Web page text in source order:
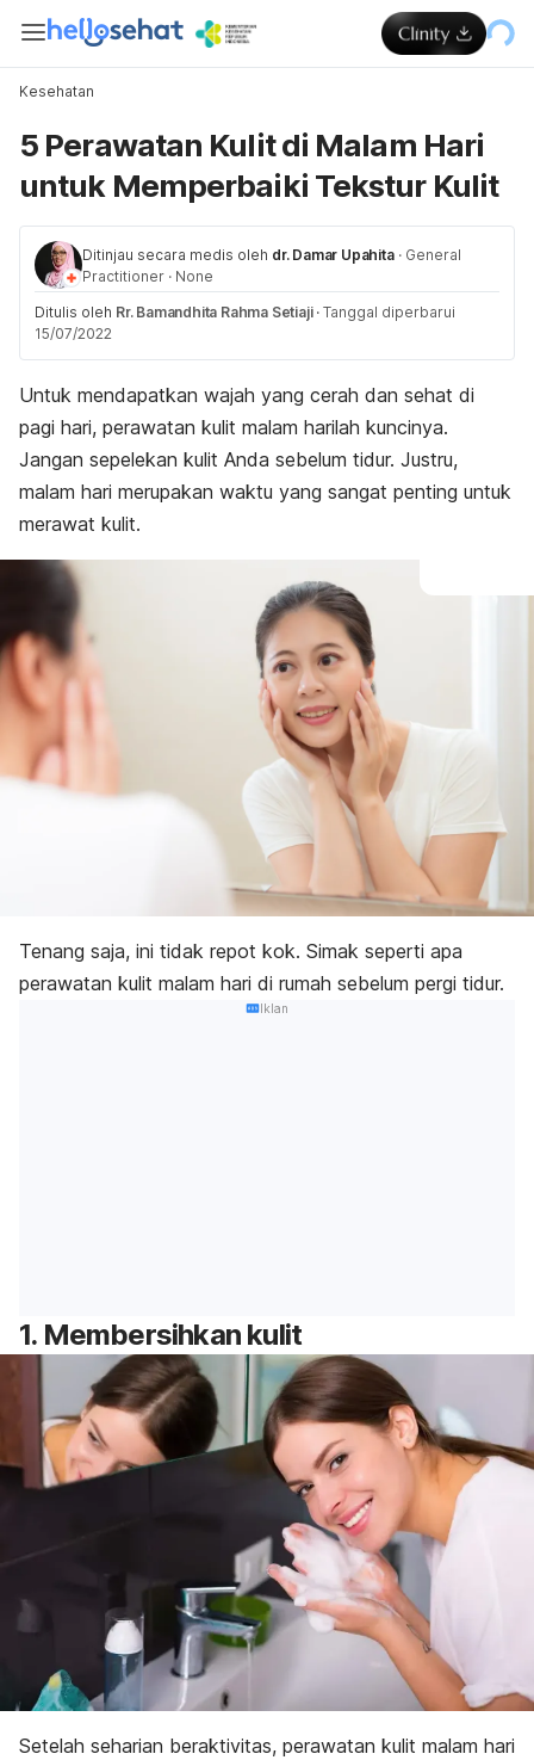
Kesehatan
5 Perawatan Kulit di Malam Hari
untuk Memperbaiki Tekstur Kulit
Ditinjau secara medis oleh dr. Damar Upahita · General
Practitioner · None
Ditulis oleh Rr. Bamandhita Rahma Setiaji · Tanggal diperbarui
15/07/2022
Untuk mendapatkan wajah yang cerah dan sehat di
pagi hari, perawatan kulit malam harilah kuncinya.
Jangan sepelekan kulit Anda sebelum tidur. Justru,
malam hari merupakan waktu yang sangat penting untuk
merawat kulit.
Tenang saja, ini tidak repot kok. Simak seperti apa
perawatan kulit malam hari di rumah sebelum pergi tidur.
Iklan
1. Membersihkan kulit
Setelah seharian beraktivitas, perawatan kulit malam hari